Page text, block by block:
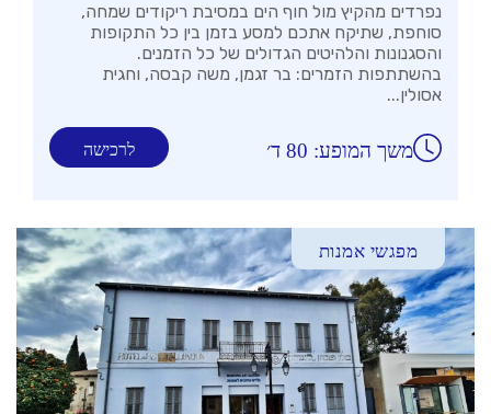
נפרדים מהקיץ מול חוף הים במסיבת ריקודים שמחה,
סוחפת, שתיקח אתכם למסע בזמן בין כל התקופות
והסגנונות והלהיטים הגדולים של כל הזמנים.
בהשתתפות הזמרים: בר זגמן, משה קבסה, וחגית
אסולין...
לרכישה משך המופע: 80 ד׳
מפגשי אמנות